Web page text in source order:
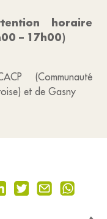
horaire
– 17h00)
(Communauté
et de Gasny